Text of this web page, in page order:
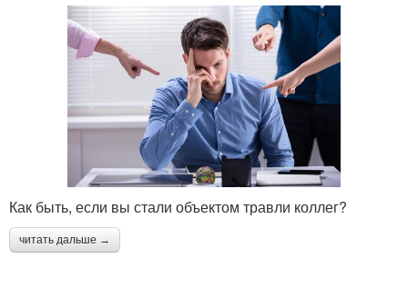
Как быть, если вы стали объектом травли коллег?
читать дальше →